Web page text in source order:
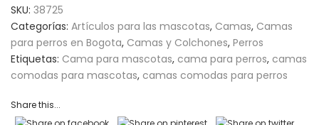
SKU: 38725
Categorías: Artículos para las mascotas, Camas, Camas
para perros en Bogota, Camas y Colchones, Perros
Etiquetas: Cama para mascotas, cama para perros, camas
comodas para mascotas, camas comodas para perros
Share this...
Arena Cat Magic Para
Gatos May ...
–$93,300
Galletas Snacks
Perros Ma ...
$5,750 IVA